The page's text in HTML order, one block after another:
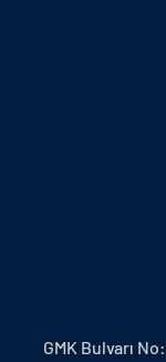
GMK Bulvarı